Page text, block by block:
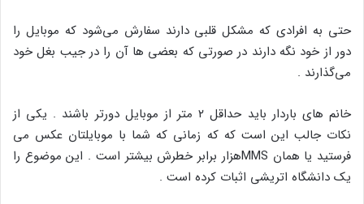
حتی به افرادی که مشکل قلبی دارند سفارش می‌شود که موبایل را
دور از خود نگه دارند در صورتی که بعضی ها آن را در جیب بغل خود
می‌گذارند .
خانم های باردار باید حداقل ۲ متر از موبایل دورتر باشند . یکی از
نکات جالب این است که که زمانی که شما با موبایلتان عکس می
فرستید یا همان MMSهزار برابر خطرش بیشتر است . این موضوع را
یک دانشگاه اتریشی اثبات کرده است .